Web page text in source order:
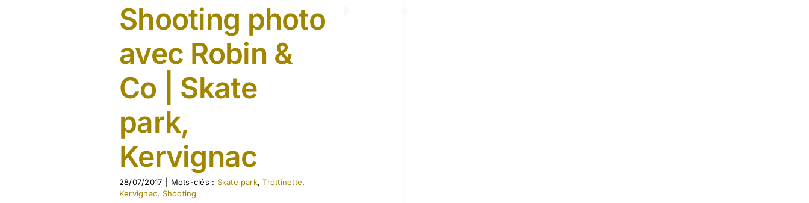
Shooting photo
avec Robin &
Co | Skate
park,
Kervignac
28/07/2017 Mots-clés : Skate park,Trottinette,
Kervignac, Shooting